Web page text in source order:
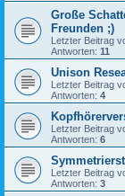
Große
Freunden ;)
Letzter Beitrag
Antworten: 11
Unison
Letzter Beitrag
Antworten: 4
Letzter Beitrag
Antworten: 6
Letzter Beitrag
Antworten: 3